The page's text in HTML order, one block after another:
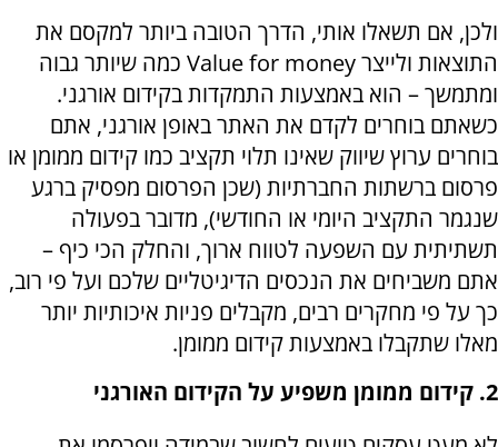
ולכן, אם תשאלו אותי, הדרך הטובה ביותר למקסם את
התוצאות ולייצר Value for money כמה שיותר גבוה
ומתמשך – הוא באמצעות התמקדות בקידום אורגני.
כשאתם בוחרים לקדם את האתר באופן אורגני, אתם
בוחרים ערוץ שיווק שאינו תלוי תקציב כמו קידום ממומן או
פרסום ברשתות החברתיות (שכן הפרסום מפסיק ברגע
שנגמר התקציב היומי או החודשי), מדובר בפעולה
תשתיתית עם השפעה לטווח ארוך, והחלק הכי כיף –
אתם משביחים את הנכסים הדיגיטליים שלכם ועל פי רוב,
כך על פי מחקרים רבים, מקבלים פניות איכותיות יותר
מאלו שתקבלו באמצעות קידום ממומן.
2. קידום ממומן משפיע על הקידום האורגני